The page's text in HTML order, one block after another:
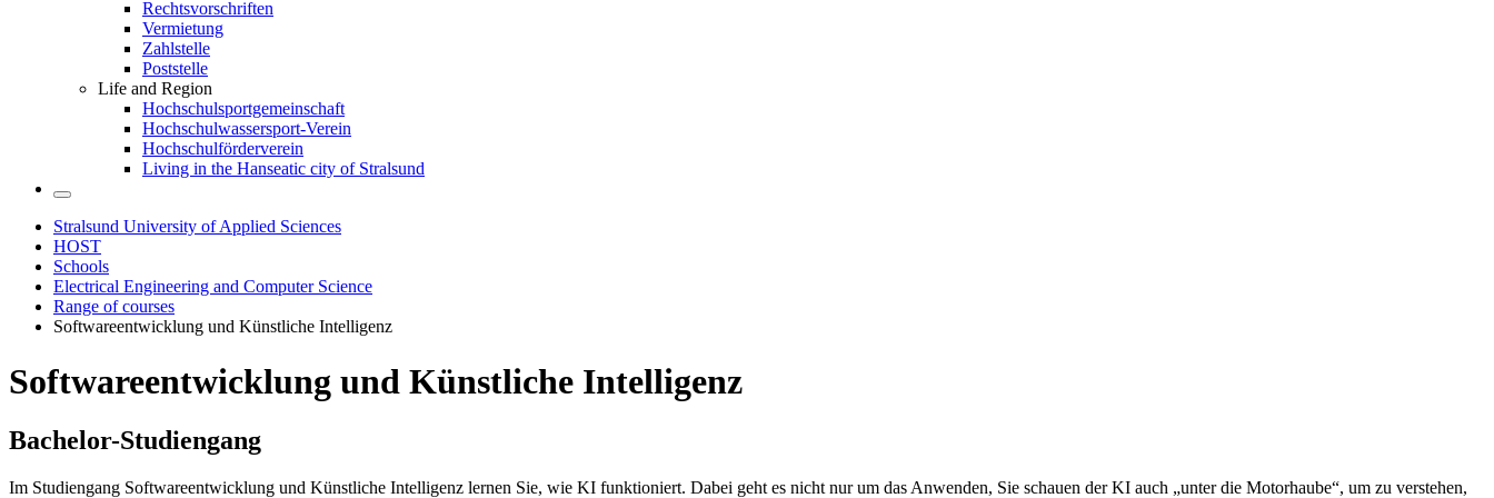
Rechtsvorschriften
Vermietung
Zahlstelle
Poststelle
Life and Region
Hochschulsportgemeinschaft
Hochschulwassersport-Verein
Hochschulförderverein
Living in the Hanseatic city of Stralsund
Stralsund University of Applied Sciences
HOST
Schools
Electrical Engineering and Computer Science
Range of courses
Softwareentwicklung und Künstliche Intelligenz
Soft­wa­reen­twick­lung und Künstliche In­tel­li­genz
Bach­e­lor-Stu­di­en­gang
Im Studiengang Softwareentwicklung und Künstliche Intelligenz lernen Sie, wie KI funktioniert. Dabei geht es nicht nur um das Anwenden, Sie schauen der KI auch „unter die Motorhaube“, um zu verstehen,